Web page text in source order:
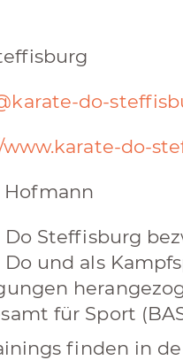
do-
do-
Hofmann
Do Steffisburg
Do und als
für Sport
finden in